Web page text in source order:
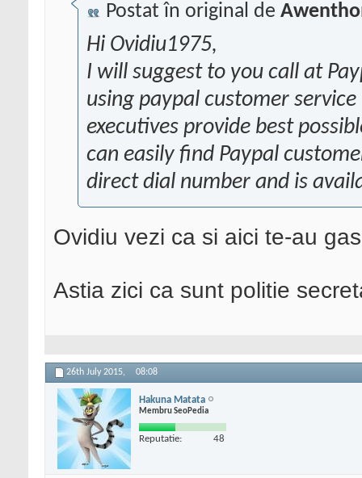
Postat în original de
Hi Ovidiu1975,
I will suggest to you call at
using paypal customer
executives provide best
can easily find Paypal
direct dial number and is
Ovidiu vezi ca si aici te-au
Astia zici ca sunt politie
26th July 2015, 08:08
Hakuna Matata
Membru SeoPedia
Reputatie: 48